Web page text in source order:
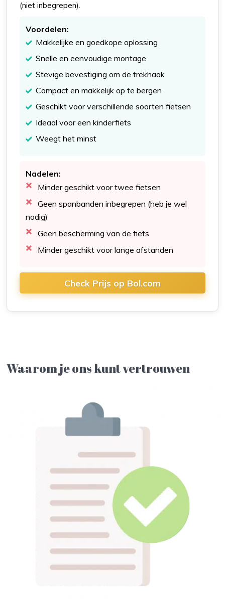
(niet inbegrepen).
Voordelen:
Makkelijke en goedkope oplossing
Snelle en eenvoudige montage
Stevige bevestiging om de trekhaak
Compact en makkelijk op te bergen
Geschikt voor verschillende soorten fietsen
Ideaal voor een kinderfiets
Weegt het minst
Nadelen:
Minder geschikt voor twee fietsen
Geen spanbanden inbegrepen (heb je wel
nodig)
Geen bescherming van de fiets
Minder geschikt voor lange afstanden
Check Prijs op Bol.com
Waarom je ons kunt vertrouwen